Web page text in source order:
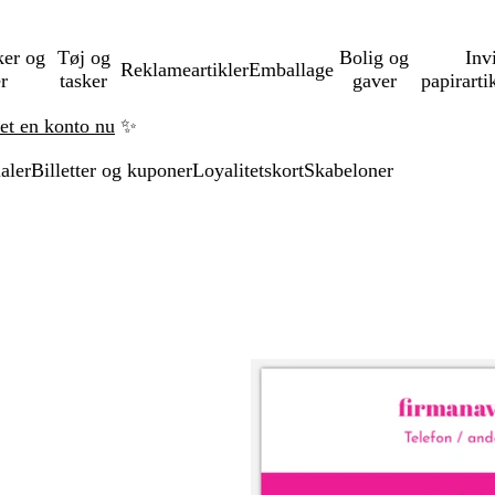
og Tøj og
tasker
ReklameartiklerEmballage
Bolig og
gaver
en konto nu ✨
Billetter og kuponerLoyalitetskortSkabeloner